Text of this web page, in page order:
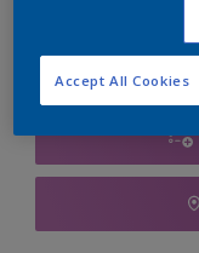
Accept All Cookies